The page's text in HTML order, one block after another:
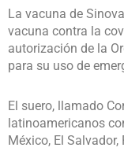
La vacuna de
vacuna contra la
autorización de la
para su uso de
El suero, llamado
latinoamericanos
México, El